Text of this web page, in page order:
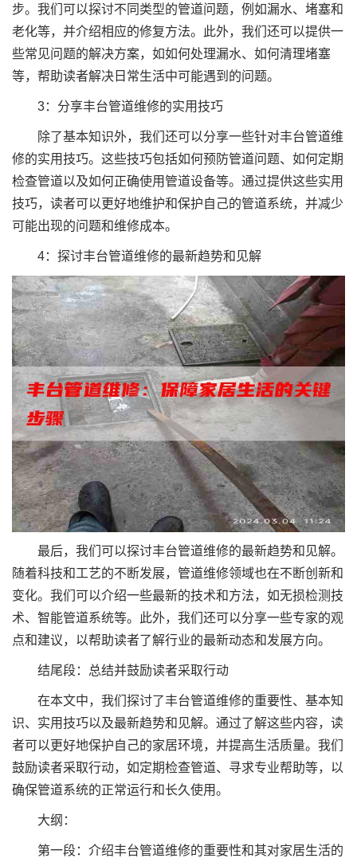
步。我们可以探讨不同类型的管道问题，例如漏水、堵塞和
老化等，并介绍相应的修复方法。此外，我们还可以提供一
些常见问题的解决方案，如如何处理漏水、如何清理堵塞
等，帮助读者解决日常生活中可能遇到的问题。
3：分享丰台管道维修的实用技巧
除了基本知识外，我们还可以分享一些针对丰台管道维
修的实用技巧。这些技巧包括如何预防管道问题、如何定期
检查管道以及如何正确使用管道设备等。通过提供这些实用
技巧，读者可以更好地维护和保护自己的管道系统，并减少
可能出现的问题和维修成本。
4：探讨丰台管道维修的最新趋势和见解
最后，我们可以探讨丰台管道维修的最新趋势和见解。
随着科技和工艺的不断发展，管道维修领域也在不断创新和
变化。我们可以介绍一些最新的技术和方法，如无损检测技
术、智能管道系统等。此外，我们还可以分享一些专家的观
点和建议，以帮助读者了解行业的最新动态和发展方向。
结尾段：总结并鼓励读者采取行动
在本文中，我们探讨了丰台管道维修的重要性、基本知
识、实用技巧以及最新趋势和见解。通过了解这些内容，读
者可以更好地保护自己的家居环境，并提高生活质量。我们
鼓励读者采取行动，如定期检查管道、寻求专业帮助等，以
确保管道系统的正常运行和长久使用。
大纲：
第一段：介绍丰台管道维修的重要性和其对家居生活的